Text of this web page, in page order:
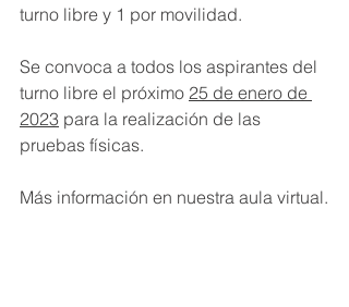
turno libre y 1 por movilidad.
Se convoca a todos los aspirantes del
turno libre el próximo 25 de enero de
2023 para la realización de las
pruebas físicas.
Más información en nuestra aula virtual.